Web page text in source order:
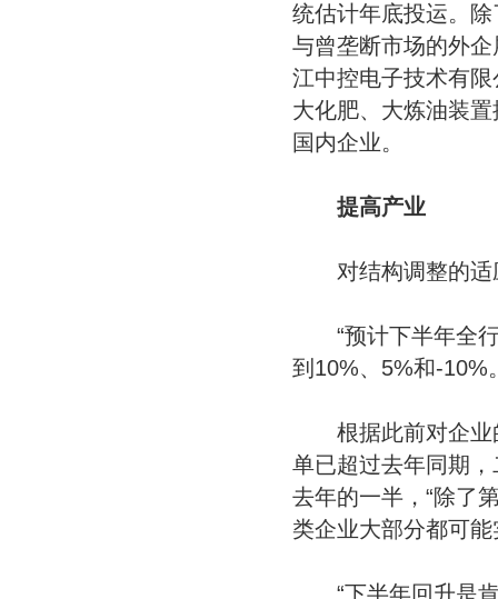
统估计年底投运。
与曾垄断市场的外
江中控电子技术有
大化肥、大炼油装
国内企业。
提高产业
对结构调整的适
“预计下半年全行
到10%、5%和-10%
根据此前对企业
单已超过去年同期
去年的一半，“除了
类企业大部分都可
“下半年回升是肯